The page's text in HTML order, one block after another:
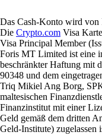
Das Cash-Konto wird
Die Crypto.com Visa
Visa Principal Member
Foris MT Limited ist eine
beschränkter Haftung mit
90348 und dem
Triq Mikiel Ang Borg,
maltesischen
Finanzinstitut mit einer
Geld gemäß dem dritten
Geld-Institute) zugelassen